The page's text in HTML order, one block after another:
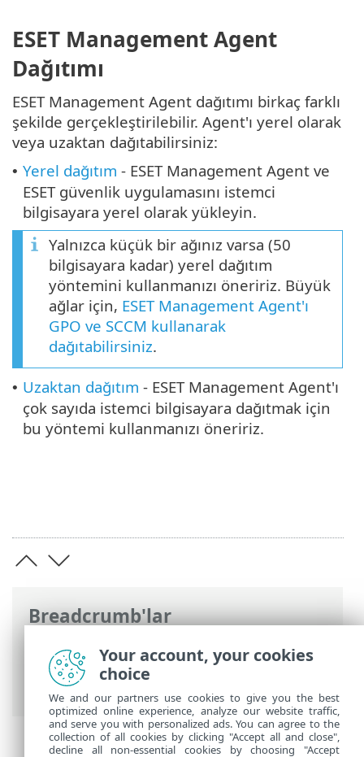
Breadcrumb'lar
ESET Online Yardım>ESET PROTECT On-
Prem>Başlayın> ESET Management
Agent Dağıtımı
ESET Management Agent
Dağıtımı
ESET Management Agent dağıtımı birkaç farklı
şekilde gerçekleştirilebilir. Agent'ı yerel olarak
veya uzaktan dağıtabilirsiniz:
• Yerel dağıtım - ESET Management Agent ve
ESET güvenlik uygulamasını istemci
bilgisayara yerel olarak yükleyin.
Yalnızca küçük bir ağınız varsa (50
bilgisayara kadar) yerel dağıtım
yöntemini kullanmanızı öneririz. Büyük
ağlar için, ESET Management Agent'ı
GPO ve SCCM kullanarak
dağıtabilirsiniz.
• Uzaktan dağıtım - ESET Management Agent'ı
çok sayıda istemci bilgisayara dağıtmak için
bu yöntemi kullanmanızı öneririz.
Your account, your cookies
choice
We and our partners use cookies to give you the best
optimized online experience, analyze our website traffic,
and serve you with personalized ads. You can agree to the
collection of all cookies by clicking "Accept all and close",
decline all non-essential cookies by choosing "Accept